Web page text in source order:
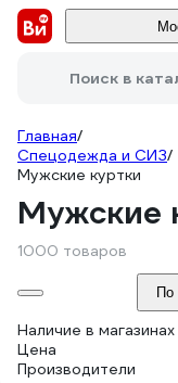
Поиск в
Главная/
Спецодежда и СИЗ/
Мужские куртки
Мужские
1000 товаров
По
Наличие в магазинах
Цена
Производители